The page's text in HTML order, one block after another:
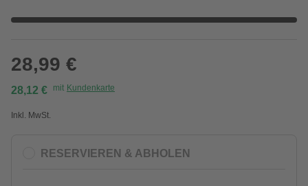
28,99 €
28,12 € mit Kundenkarte
Inkl. MwSt.
RESERVIEREN & ABHOLEN